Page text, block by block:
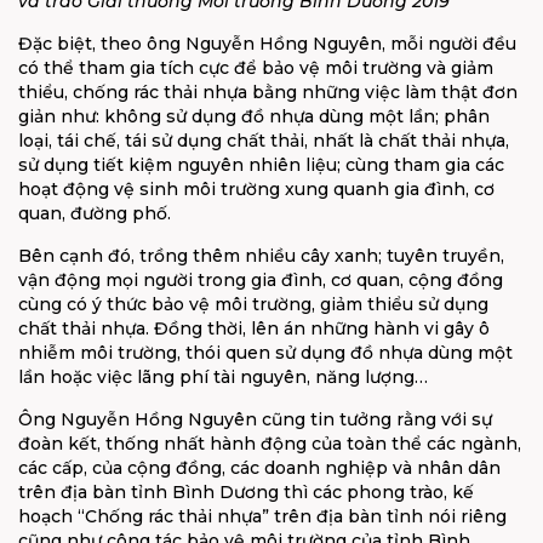
Đặc biệt, theo ông Nguyễn Hồng Nguyên, mỗi người đều
có thể tham gia tích cực để bảo vệ môi trường và giảm
thiểu, chống rác thải nhựa bằng những việc làm thật đơn
giản như: không sử dụng đồ nhựa dùng một lần; phân
loại, tái chế, tái sử dụng chất thải, nhất là chất thải nhựa,
sử dụng tiết kiệm nguyên nhiên liệu; cùng tham gia các
hoạt động vệ sinh môi trường xung quanh gia đình, cơ
quan, đường phố.
Bên cạnh đó, trồng thêm nhiều cây xanh; tuyên truyền,
vận động mọi người trong gia đình, cơ quan, cộng đồng
cùng có ý thức bảo vệ môi trường, giảm thiểu sử dụng
chất thải nhựa. Đồng thời, lên án những hành vi gây ô
nhiễm môi trường, thói quen sử dụng đồ nhựa dùng một
lần hoặc việc lãng phí tài nguyên, năng lượng…
Ông Nguyễn Hồng Nguyên cũng tin tưởng rằng với sự
đoàn kết, thống nhất hành động của toàn thể các ngành,
các cấp, của cộng đồng, các doanh nghiệp và nhân dân
trên địa bàn tỉnh Bình Dương thì các phong trào, kế
hoạch “Chống rác thải nhựa” trên địa bàn tỉnh nói riêng